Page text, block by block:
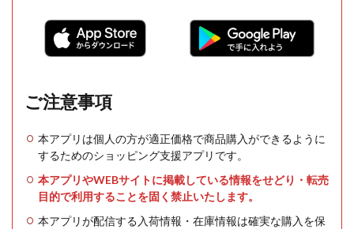
ご注意事項
本アプリは個人の方が適正価格で商品購入ができるように
するためのショッピング支援アプリです。
本アプリやWEBサイトに掲載している情報をせどり・転売
目的で利用することを固く禁止いたします。
本アプリが配信する入荷情報・在庫情報は確実な購入を保